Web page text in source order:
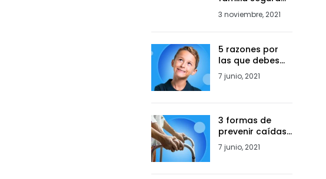
durante la
pandemia de
consejos útiles
3 noviembre, 2021
5 razones por
las que debes
darle a tu hijo un
multivitamínico
7 junio, 2021
3 formas de
prevenir caídas
con su andador
7 junio, 2021